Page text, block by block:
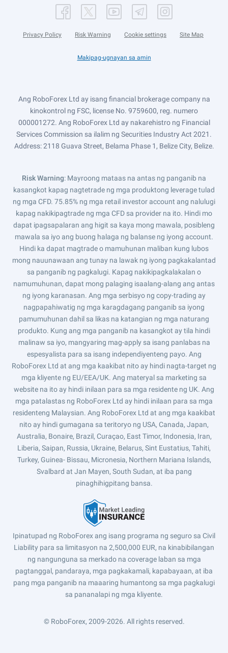
Privacy Policy Risk Warning Cookie settings Site Map
Makipag-ugnayan sa amin
Ang RoboForex Ltd ay isang financial brokerage company na
kinokontrol ng FSC, license No. 9759600, reg. numero
000001272. Ang RoboForex Ltd ay nakarehistro ng Financial
Services Commission sa ilalim ng Securities Industry Act 2021.
Address: 2118 Guava Street, Belama Phase 1, Belize City, Belize.
Risk Warning: Mayroong mataas na antas ng panganib na
kasangkot kapag nagtetrade ng mga produktong leverage tulad
ng mga CFD. 75.85% ng mga retail investor account ang nalulugi
kapag nakikipagtrade ng mga CFD sa provider na ito. Hindi mo
dapat ipagsapalaran ang higit sa kaya mong mawala, posibleng
mawala sa iyo ang buong halaga ng balanse ng iyong account.
Hindi ka dapat magtrade o mamuhunan maliban kung lubos
mong nauunawaan ang tunay na lawak ng iyong pagkakalantad
sa panganib ng pagkalugi. Kapag nakikipagkalakalan o
namumuhunan, dapat mong palaging isaalang-alang ang antas
ng iyong karanasan. Ang mga serbisyo ng copy-trading ay
nagpapahiwatig ng mga karagdagang panganib sa iyong
pamumuhunan dahil sa likas na katangian ng mga naturang
produkto. Kung ang mga panganib na kasangkot ay tila hindi
malinaw sa iyo, mangyaring mag-apply sa isang panlabas na
espesyalista para sa isang independiyenteng payo. Ang
RoboForex Ltd at ang mga kaakibat nito ay hindi nagta-target ng
mga kliyente ng EU/EEA/UK. Ang materyal sa marketing sa
website na ito ay hindi inilaan para sa mga residente ng UK. Ang
mga patalastas ng RoboForex Ltd ay hindi inilaan para sa mga
residenteng Malaysian. Ang RoboForex Ltd at ang mga kaakibat
nito ay hindi gumagana sa teritoryo ng USA, Canada, Japan,
Australia, Bonaire, Brazil, Curaçao, East Timor, Indonesia, Iran,
Liberia, Saipan, Russia, Ukraine, Belarus, Sint Eustatius, Tahiti,
Turkey, Guinea- Bissau, Micronesia, Northern Mariana Islands,
Svalbard at Jan Mayen, South Sudan, at iba pang
pinaghihigpitang bansa.
Ipinatupad ng RoboForex ang isang programa ng seguro sa Civil
Liability para sa limitasyon na 2,500,000 EUR, na kinabibilangan
ng nangunguna sa merkado na coverage laban sa mga
pagtanggal, pandaraya, mga pagkakamali, kapabayaan, at iba
pang mga panganib na maaaring humantong sa mga pagkalugi
sa pananalapi ng mga kliyente.
© RoboForex, 2009-2026. All rights reserved.